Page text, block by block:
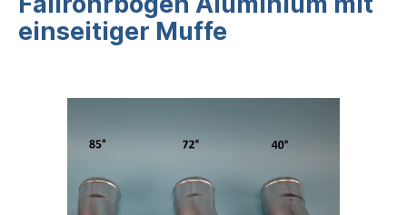
einseitiger Muffe